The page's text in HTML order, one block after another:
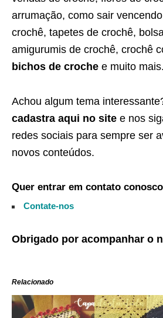
arrumação, como sair
crochê, tapetes de crochê,
amigurumis de crochê, crochê
bichos de croche e muito mais.
Achou algum tema
cadastra aqui no site e nos
redes sociais para sempre ser
novos conteúdos.
Quer entrar em contato
Contate-nos
Obrigado por acompanhar o
Relacionado